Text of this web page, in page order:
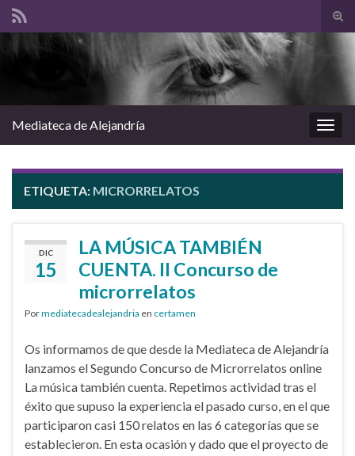
el
Search for:
la
Mediateca de Alejandría
ETIQUETA: MICRORRELATOS
DIC
15
LA MÚSICA TAMBIÉN
CUENTA. II Concurso de
microrrelatos
Pormediatecadealejandria en certamen
Os informamos de que desde la Mediateca de Alejandría
lanzamos el Segundo Concurso de Microrrelatos online
La música también cuenta. Repetimos actividad tras el
éxito que supuso la experiencia el pasado curso, en el que
participaron casi 150 relatos en las 6 categorías que se
establecieron. En esta ocasión y dado que el proyecto de